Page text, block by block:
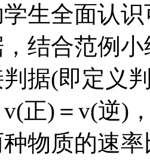
生全面认
结合范例
据(即定义
正)＝v(逆)
物质的速